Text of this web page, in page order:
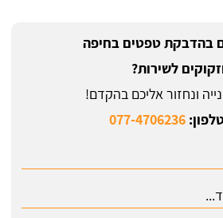
בהדבקת טפטים בחיפה
לשירות?
ונחזור אליכם בהקדם!
077-4706236